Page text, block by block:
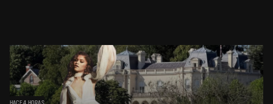
HACE 4 HORAS